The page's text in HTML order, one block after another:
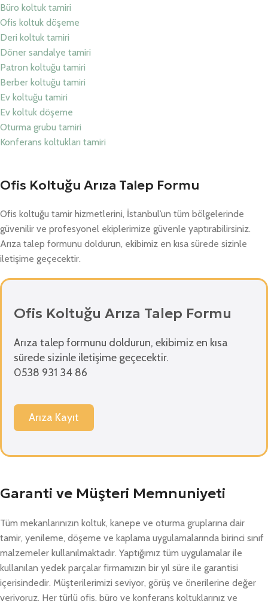
Büro koltuk tamiri
Ofis koltuk döşeme
Deri koltuk tamiri
Döner sandalye tamiri
Patron koltuğu tamiri
Berber koltuğu tamiri
Ev koltuğu tamiri
Ev koltuk döşeme
Oturma grubu tamiri
Konferans koltukları tamiri
Ofis Koltuğu Arıza Talep Formu
Ofis koltuğu tamir hizmetlerini, İstanbul’un tüm bölgelerinde
güvenilir ve profesyonel ekiplerimize güvenle yaptırabilirsiniz.
Arıza talep formunu doldurun, ekibimiz en kısa sürede sizinle
iletişime geçecektir.
Ofis Koltuğu Arıza Talep Formu
Arıza talep formunu doldurun, ekibimiz en kısa
sürede sizinle iletişime geçecektir.
0538 931 34 86
Arıza Kayıt
Garanti ve Müşteri Memnuniyeti
Tüm mekanlarınızın koltuk, kanepe ve oturma gruplarına dair
tamir, yenileme, döşeme ve kaplama uygulamalarında birinci sınıf
malzemeler kullanılmaktadır. Yaptığımız tüm uygulamalar ile
kullanılan yedek parçalar firmamızın bir yıl süre ile garantisi
içerisindedir. Müşterilerimizi seviyor, görüş ve önerilerine değer
veriyoruz. Her türlü ofis, büro ve konferans koltuklarınız ve